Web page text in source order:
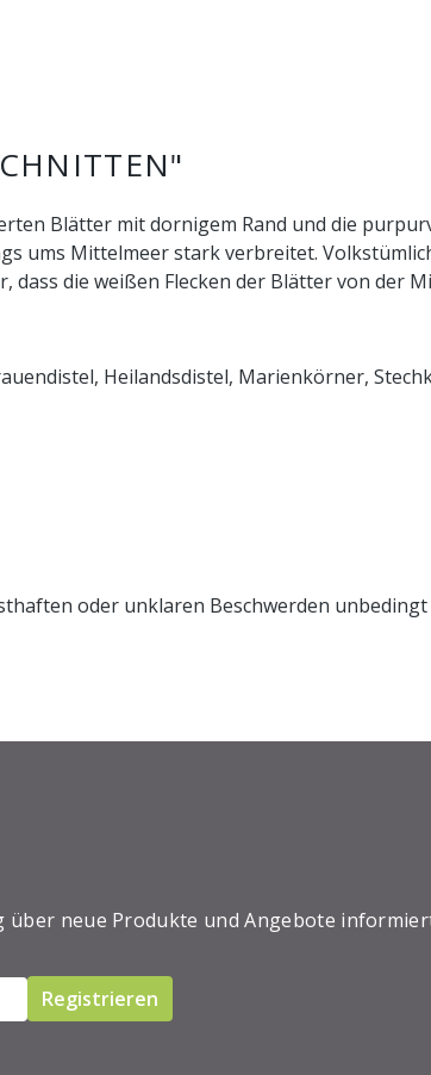
Blätter mit dornigem Rand und die
ums Mittelmeer stark verbreitet.
die weißen Flecken der Blätter von der
Heilandsdistel, Marienkörner,
oder unklaren Beschwerden unbedingt
neue Produkte und Angebote
Registrieren